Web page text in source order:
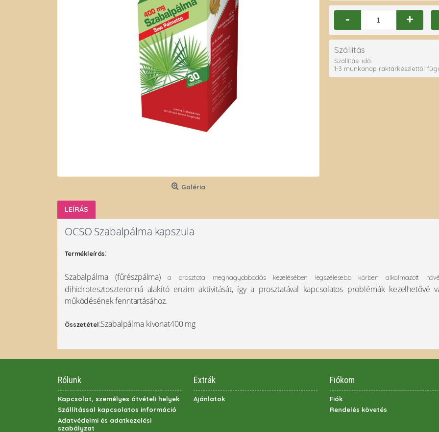
Galéria
- +
Szállítás
Szállítási idő:
1-3 munkanap raktárkészlettől
LEÍRÁS
OCSO Szabalpálma kapszula
Termékleírás:
Szabalpálma (fűrészpálma)a prosztata megnagyobbodás kezelésében legszélesebb körben alkalmazott
dihidrotesztoszteronná alakító enzim aktivitását, így a prosztatával kapcsolatos problémák kezelhetővé
működésének fenntartásához.
Összetétel:Szabalpálma kivonat400 mg
Rólunk
Kapcsolat, személyes átvételi helyek
Szállítással kapcsolatos információ
Adatvédelmi és adatkezelési
szabályzat
Extrák
Ajánlatok
Fiókom
Fiók
Rendelés követés